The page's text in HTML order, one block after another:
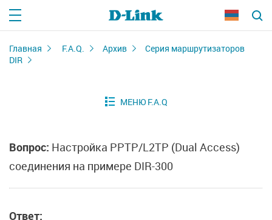
Главная F.A.Q. Архив
Серия маршрутизаторов
DIR
Вопрос: Настройка PPTP/L2TP (Dual Access)
соединения на примере DIR-300
Ответ: